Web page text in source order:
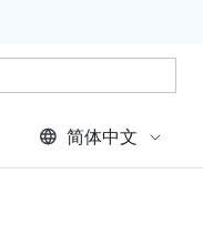
简体中文